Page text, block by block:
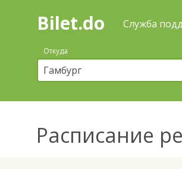
Поиск
покупка
билетов
автобус
онлайн
Bilet.do Служба
Откуда
Расписание